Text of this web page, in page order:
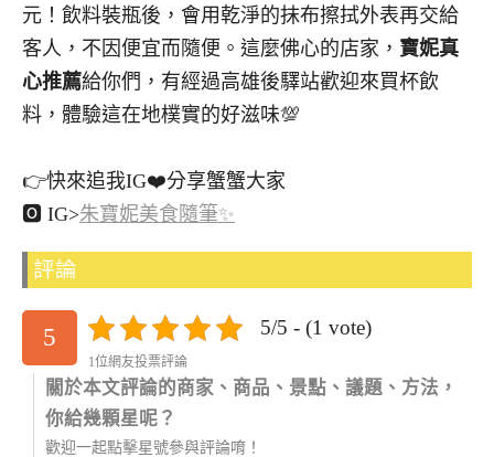
元！飲料裝瓶後，會用乾淨的抹布擦拭外表再交給
客人，不因便宜而隨便。這麼佛心的店家， 寶妮真
心推薦給你們，有經過高雄後驛站歡迎來買杯飲
料，體驗這在地樸實的好滋味💯
👉快來追我IG❤️分享蟹蟹大家
🅾 IG>朱寶妮美食隨筆✨
評論
5 5/5 - (1 vote)
1位網友投票評論
關於本文評論的商家、商品、景點、議題、方法，
你給幾顆星呢？
歡迎一起點擊星號參與評論唷！